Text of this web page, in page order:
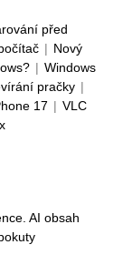
před
| Nový
| Windows
pračky |
17 | VLC
AI obsah